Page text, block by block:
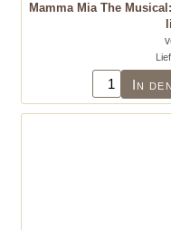
Mamma Mia The
In